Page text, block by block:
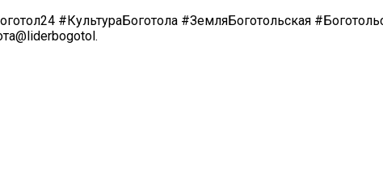
#КультураБоготола #ЗемляБоготольская